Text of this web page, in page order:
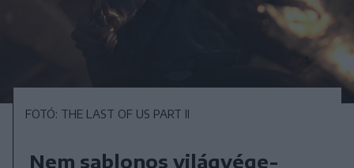
FOTÓ: THE LAST OF US PART II
Nem sablonos világvége-